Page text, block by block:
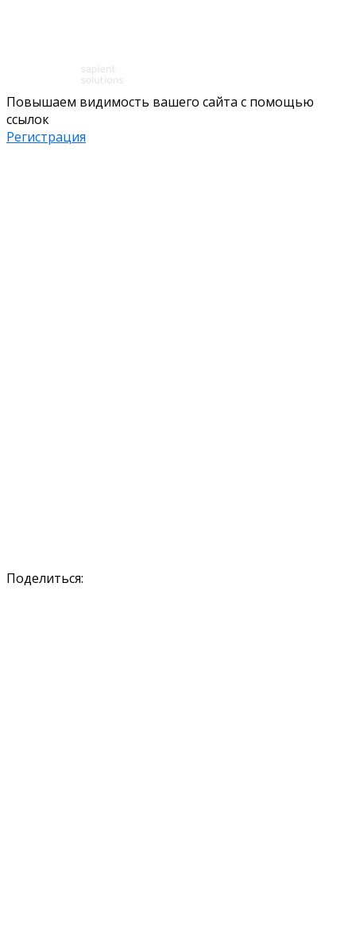
Повышаем видимость вашего сайта с помощью
ссылок
Регистрация
Поделиться: